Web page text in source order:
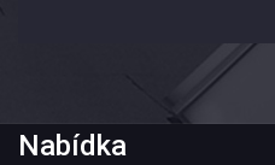
Nabídka